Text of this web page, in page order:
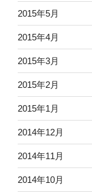
2015年5月
2015年4月
2015年3月
2015年2月
2015年1月
2014年12月
2014年11月
2014年10月